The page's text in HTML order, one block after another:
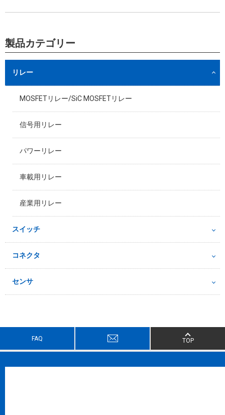
製品カテゴリー
リレー
MOSFETリレー/SiC MOSFETリレー
信号用リレー
パワーリレー
車載用リレー
産業用リレー
スイッチ
コネクタ
センサ
FAQ TOP